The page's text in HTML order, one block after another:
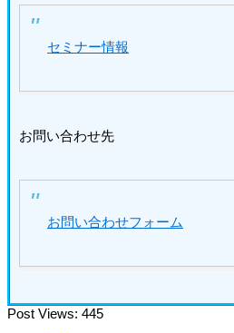
セミナー情報
お問い合わせ先
お問い合わせフォーム
Post Views: 445